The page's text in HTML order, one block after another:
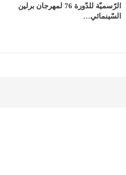
الرّسميّة للدّورة 76 لمهرجان برلين
السّينمائي…